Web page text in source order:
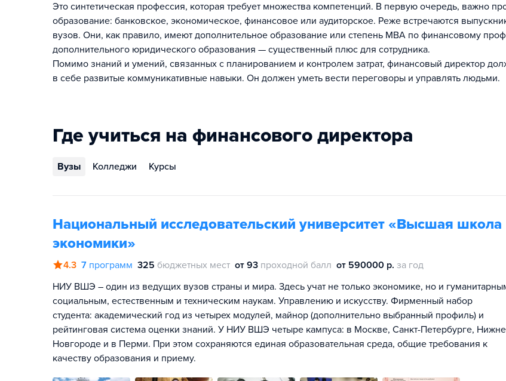
Это синтетическая профессия, которая требует множества компетенций. В первую очередь, важно
образование: банковское, экономическое, финансовое или аудиторское. Реже встречаются
вузов. Они, как правило, имеют дополнительное образование или степень МВА по финансовому
дополнительного юридического образования — существенный плюс для сотрудника.
Помимо знаний и умений, связанных с планированием и контролем затрат, финансовый директор
в себе развитые коммуникативные навыки. Он должен уметь вести переговоры и управлять людьми.
Где учиться на финансового директора
Вузы Колледжи Курсы
Национальный исследовательский университет «Высшая школа
экономики»
4.3 7 программ 325 бюджетных мест от 93 проходной балл от 590000 р. за год
НИУ ВШЭ – один из ведущих вузов страны и мира. Здесь учат не только экономике, но и
социальным, естественным и техническим наукам. Управлению и искусству. Фирменный набор
студента: академический год из четырех модулей, майнор (дополнительно выбранный профиль) и
рейтинговая система оценки знаний. У НИУ ВШЭ четыре кампуса: в Москве, Санкт-Петербурге,
Новгороде и в Перми. При этом сохраняются единая образовательная среда, общие требования к
качеству образования и приему.